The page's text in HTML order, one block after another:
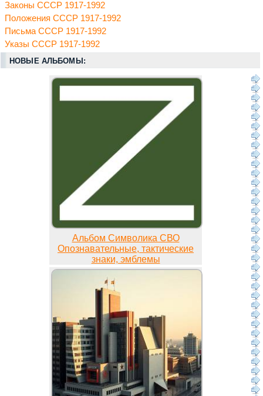
Законы СССР 1917-1992
Положения СССР 1917-1992
Письма СССР 1917-1992
Указы СССР 1917-1992
НОВЫЕ АЛЬБОМЫ:
Альбом Символика СВО
Опознавательные, тактические
знаки, эмблемы